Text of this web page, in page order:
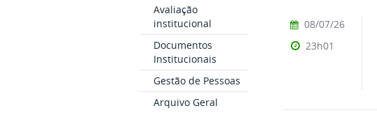
Avaliação
institucional
Documentos
Institucionais
Gestão de Pessoas
Arquivo Geral
08/07/26
23h01